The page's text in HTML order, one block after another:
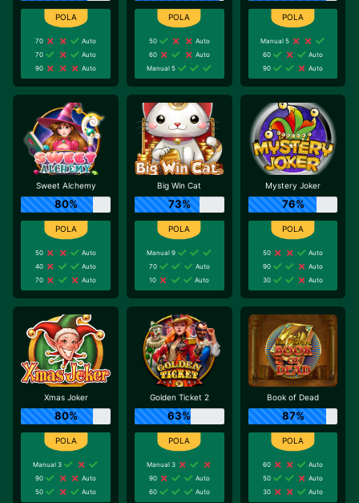
70
Auto
70
Auto
90
Auto
50
Auto
60
Auto
Manual 5
Manual 5
60
Auto
90
Auto
Sweet Alchemy
80%
50
Auto
40
Auto
70
Auto
Big Win Cat
73%
Manual 9
70
Auto
10
Auto
Mystery Joker
76%
50
Auto
90
Auto
30
Auto
Xmas Joker
80%
Manual 3
90
Auto
50
Auto
Golden Ticket 2
63%
Manual 3
90
Auto
60
Auto
Book of Dead
87%
60
Auto
50
Auto
30
Auto